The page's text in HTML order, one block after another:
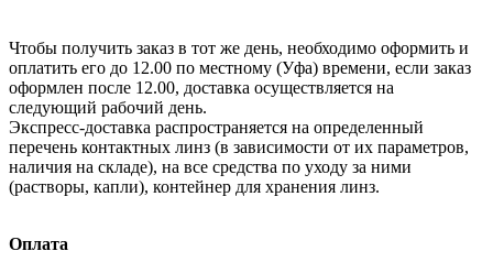
Чтобы получить заказ в тот же день, необходимо оформить и
оплатить его до 12.00 по местному (Уфа) времени, если заказ
оформлен после 12.00, доставка осуществляется на
следующий рабочий день.
Экспресс-доставка распространяется на определенный
перечень контактных линз (в зависимости от их параметров,
наличия на складе), на все средства по уходу за ними
(растворы, капли), контейнер для хранения линз.
Оплата